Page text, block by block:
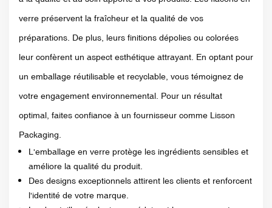
verre préservent la fraîcheur et la qualité de vos
préparations. De plus, leurs finitions dépolies ou colorées
leur confèrent un aspect esthétique attrayant. En optant pour
un emballage réutilisable et recyclable, vous témoignez de
votre engagement environnemental. Pour un résultat
optimal, faites confiance à un fournisseur comme Lisson
Packaging.
L'emballage en verre protège les ingrédients sensibles et
améliore la qualité du produit.
Des designs exceptionnels attirent les clients et renforcent
l'identité de votre marque.